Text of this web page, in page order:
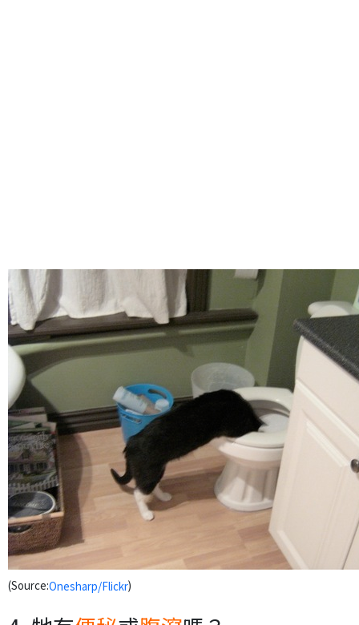
(Source:Onesharp/Flickr)